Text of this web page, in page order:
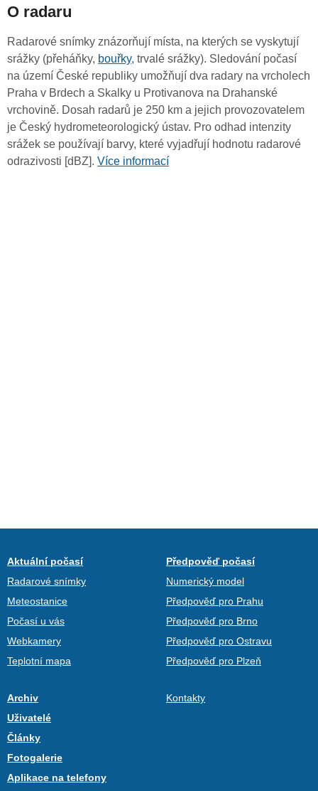
O radaru
Radarové snímky znázorňují místa, na kterých se vyskytují
srážky (přeháňky, bouřky, trvalé srážky). Sledování počasí
na území České republiky umožňují dva radary na vrcholech
Praha v Brdech a Skalky u Protivanova na Drahanské
vrchovině. Dosah radarů je 250 km a jejich provozovatelem
je Český hydrometeorologický ústav. Pro odhad intenzity
srážek se používají barvy, které vyjadřují hodnotu radarové
odrazivosti [dBZ]. Více informací
Aktuální počasí
Radarové snímky
Meteostanice
Počasí u vás
Webkamery
Teplotní mapa
Předpověď počasí
Numerický model
Předpověď pro Prahu
Předpověď pro Brno
Předpověď pro Ostravu
Předpověď pro Plzeň
Archiv
Uživatelé
Články
Fotogalerie
Aplikace na telefony
Kontakty